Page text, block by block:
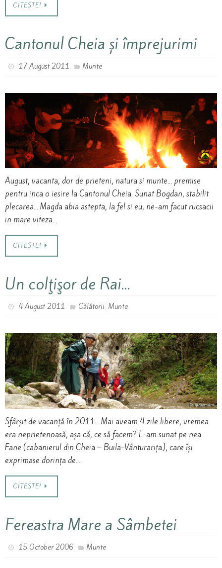
CITEȘTE!
Cantonul Cheia și împrejurimi
17 August 2011 Munte
August, vacanta, dor de prieteni, natura si munte… premise
pentru inca o iesire la Cantonul Cheia. Sunat Bogdan, stabilit
plecarea… Magda abia astepta, la fel si eu, ne-am facut rucsacii
in mare viteza…
CITEȘTE!
Un colţişor de Rai…
4 August 2011 Călătorii, Munte
Sfârșit de vacanță în 2011… Mai aveam 4 zile libere, vremea
era neprietenoasă, așa că, ce să facem? L-am sunat pe nea
Fane (cabanierul din Cheia – Buila-Vânturarița), care își
exprimase dorința de…
CITEȘTE!
Fereastra Mare a Sâmbetei
15 October 2006 Munte